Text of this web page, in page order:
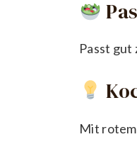
Passt gut
Mit